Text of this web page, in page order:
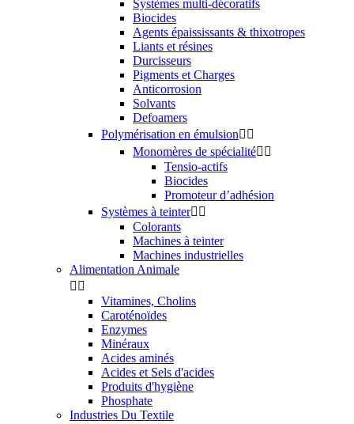
Systèmes multi-décoratifs
Biocides
Agents épaississants & thixotropes
Liants et résines
Durcisseurs
Pigments et Charges
Anticorrosion
Solvants
Defoamers
Polymérisation en émulsion 
Monomères de spécialité 
Tensio-actifs
Biocides
Promoteur d’adhésion
Systèmes à teinter 
Colorants
Machines à teinter
Machines industrielles
Alimentation Animale
 
Vitamines, Cholins
Caroténoïdes
Enzymes
Minéraux
Acides aminés
Acides et Sels d'acides
Produits d'hygiène
Phosphate
Industries Du Textile